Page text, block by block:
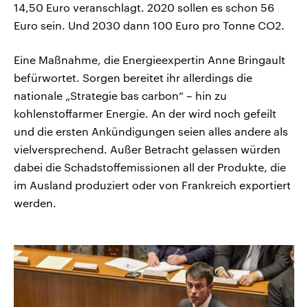
14,50 Euro veranschlagt. 2020 sollen es schon 56
Euro sein. Und 2030 dann 100 Euro pro Tonne CO2.
Eine Maßnahme, die Energieexpertin Anne Bringault
befürwortet. Sorgen bereitet ihr allerdings die
nationale „Strategie bas carbon“ – hin zu
kohlenstoffarmer Energie. An der wird noch gefeilt
und die ersten Ankündigungen seien alles andere als
vielversprechend. Außer Betracht gelassen würden
dabei die Schadstoffemissionen all der Produkte, die
im Ausland produziert oder von Frankreich exportiert
werden.